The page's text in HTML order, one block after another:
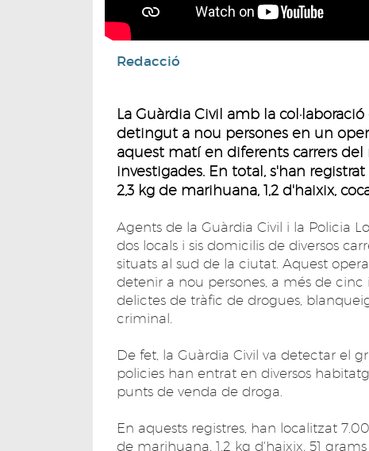
Redacció
La Guàrdia Civil amb la
detingut a nou persones en un
aquest matí en diferents carrers
investigades. En total, s'han
2,3 kg de marihuana, 1,2 d'haixix,
Agents de la Guàrdia Civil i la Policia
dos locals i sis domicilis de diversos
situats al sud de la ciutat. Aquest
detenir a nou persones, a més de
delictes de tràfic de drogues,
criminal.
De fet, la Guàrdia Civil va detectar el
policies han entrat en diversos
punts de venda de droga.
En aquests registres, han localitzat
de marihuana, 1,2 kg d'haixix, 51